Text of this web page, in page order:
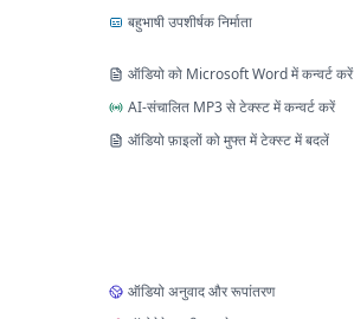
बहुभाषी उपशीर्षक निर्माता
ऑडियो को Microsoft Word में कन्वर्ट करें
AI-संचालित MP3 से टेक्स्ट में कन्वर्ट करें
ऑडियो फ़ाइलों को मुफ्त में टेक्स्ट में बदलें
ऑडियो अनुवाद और रूपांतरण